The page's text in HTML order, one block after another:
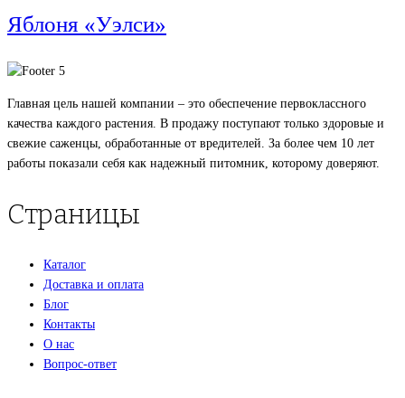
Яблоня «Уэлси»
Главная цель нашей компании – это обеспечение первоклассного
качества каждого растения. В продажу поступают только здоровые и
свежие саженцы, обработанные от вредителей. За более чем 10 лет
работы показали себя как надежный питомник, которому доверяют.
Страницы
Каталог
Доставка и оплата
Блог
Контакты
О нас
Вопрос-ответ